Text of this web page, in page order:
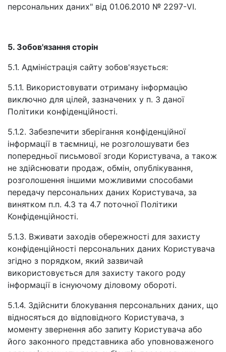
персональних даних" від 01.06.2010 № 2297-VI.
5. Зобов'язання сторін
5.1. Адміністрація сайту зобов'язується:
5.1.1. Використовувати отриману інформацію
виключно для цілей, зазначених у п. 3 даної
Політики конфіденційності.
5.1.2. Забезпечити зберігання конфіденційної
інформації в таємниці, не розголошувати без
попередньої письмової згоди Користувача, а також
не здійснювати продаж, обмін, опублікування,
розголошення іншими можливими способами
передачу персональних даних Користувача, за
винятком п.п. 4.3 та 4.7 поточної Політики
Конфіденційності.
5.1.3. Вживати заходів обережності для захисту
конфіденційності персональних даних Користувача
згідно з порядком, який зазвичай
використовується для захисту такого роду
інформації в існуючому діловому обороті.
5.1.4. Здійснити блокування персональних даних, що
відносяться до відповідного Користувача, з
моменту звернення або запиту Користувача або
його законного представника або уповноваженого